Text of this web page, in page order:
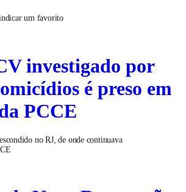
um favorito
investigado por
é preso em
PCCE
no RJ, de onde continuava